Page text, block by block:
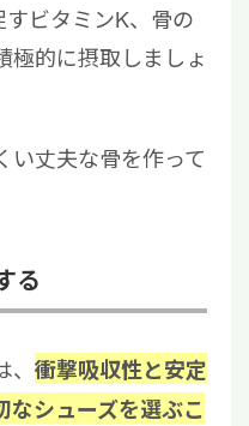
ビタミンK、骨の
極的に摂取しましょ
い丈夫な骨を作って
る
衝撃吸収性と安定
なシューズを選ぶこ